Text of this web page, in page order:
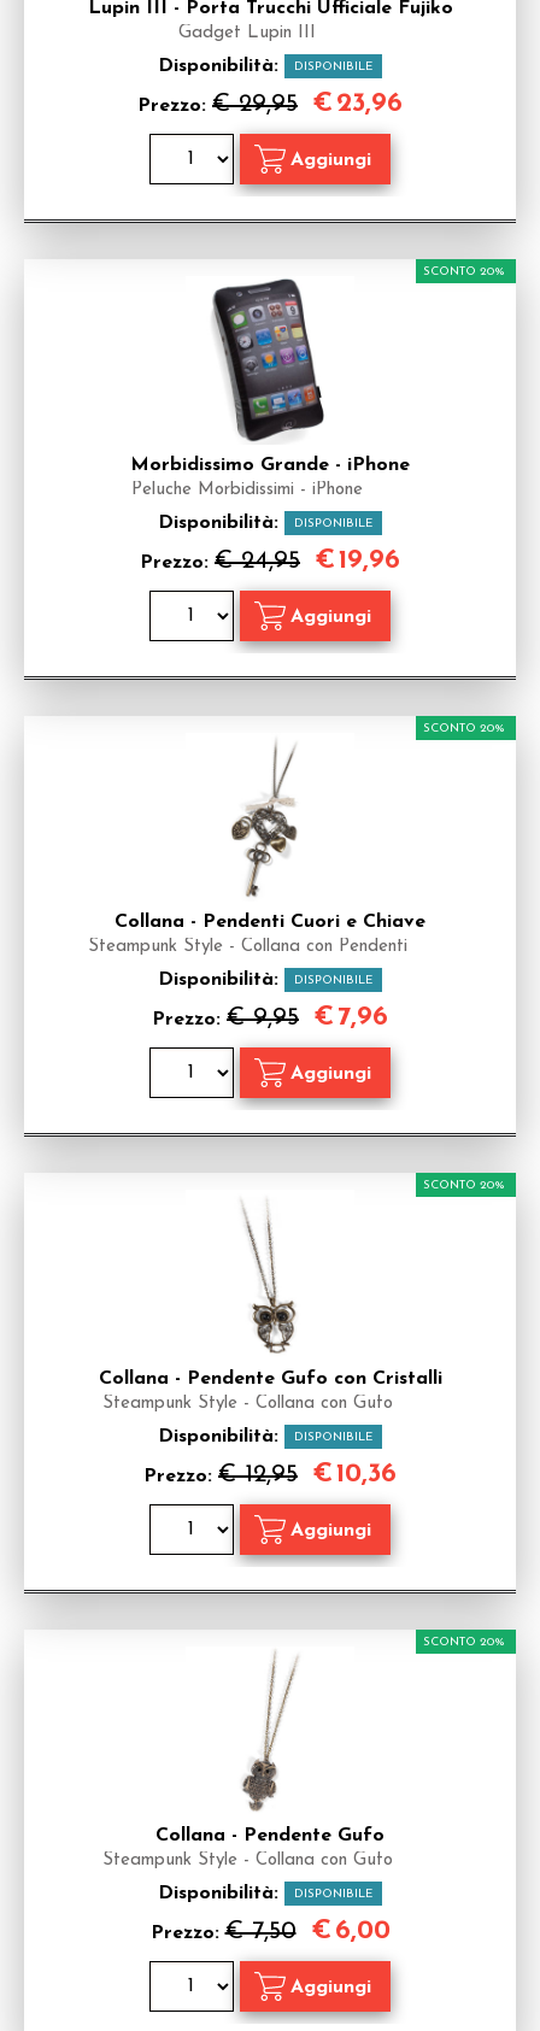
Lupin III - Porta Trucchi Ufficiale Fujiko
Gadget Lupin III
Disponibilità: DISPONIBILE
Prezzo: € 29,95 € 23,96
Morbidissimo Grande - iPhone
Peluche Morbidissimi - iPhone
Disponibilità: DISPONIBILE
Prezzo: € 24,95
SCONTO 20%
€19,96
Collana - Pendenti Cuori e Chiave
Steampunk Style - Collana con Pendenti
Disponibilità: DISPONIBILE
Prezzo: € 9,95
SCONTO 20%
€ 7,96
Collana - Pendente Gufo con Cristalli
Steampunk Style - Collana con Gufo
Disponibilità: DISPONIBILE
Prezzo: € 12,95
SCONTO 20%
€10,36
Collana - Pendente Gufo
Steampunk Style - Collana con Gufo
Disponibilità: DISPONIBILE
Prezzo:€ 7,50
SCONTO 20%
€ 6,00